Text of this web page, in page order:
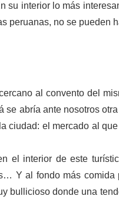
su interior lo más
peruanas, no se pueden
al convento del
abría ante nosotros
ciudad: el mercado al
el interior de este
Y al fondo más comida
bullicioso donde una